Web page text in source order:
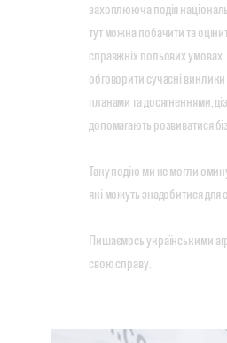
захоплююча подія
тут можна побачити та
справжніх польових умовах.
обговорити сучасні
планами та досягненнями,
допомагають розвиватися
Таку подію ми не могли
які можуть знадобитися для
Пишаємось українськими
свою справу.